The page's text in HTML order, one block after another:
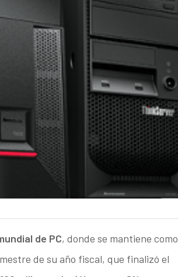
de PC, donde se mantiene como
de su año fiscal, que finalizó el